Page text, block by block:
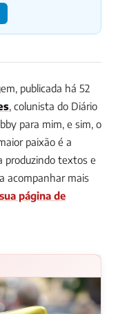
publicada há 52
, colunista do Diário
para mim, e sim, o
paixão é a
produzindo textos e
acompanhar mais
página de